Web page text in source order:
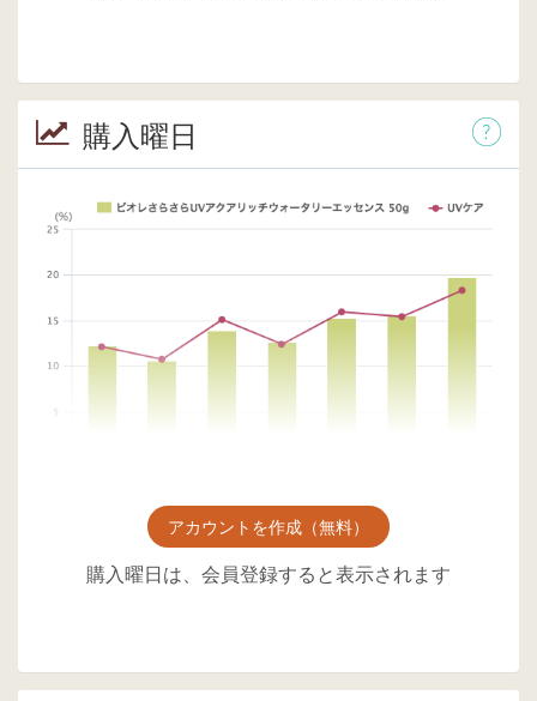
購入曜日
アカウントを作成（無料）
購入曜日は、会員登録すると表示されます